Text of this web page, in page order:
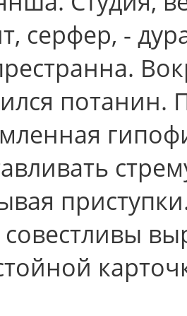
серфер, -
потанин.
совестливы